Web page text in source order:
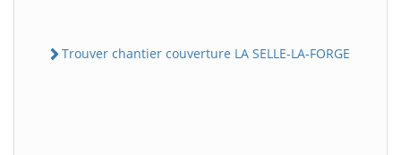
Trouver chantier couverture LA SELLE-LA-FORGE